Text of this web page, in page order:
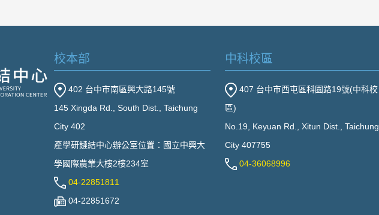
校本部
402 台中市南區興大路145號
145 Xingda Rd., South Dist., Taichung
City 402
產學研鏈結中心辦公室位置：國立中興大
學國際農業大樓2樓234室
04-22851811
04-22851672
中科校區
407 台中市西屯區科園路19號(中科校
區)
No.19, Keyuan Rd., Xitun Dist., Taichung
City 407755
04-36068996